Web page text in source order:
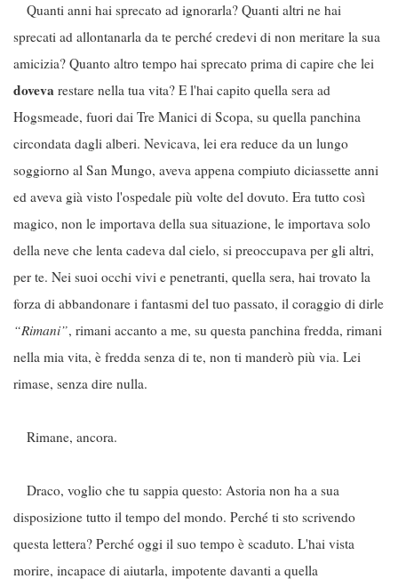
Quanti anni hai sprecato ad ignorarla? Quanti altri ne hai
sprecati ad allontanarla da te perché credevi di non meritare la sua
amicizia? Quanto altro tempo hai sprecato prima di capire che lei
doveva restare nella tua vita? E l'hai capito quella sera ad
Hogsmeade, fuori dai Tre Manici di Scopa, su quella panchina
circondata dagli alberi. Nevicava, lei era reduce da un lungo
soggiorno al San Mungo, aveva appena compiuto diciassette anni
ed aveva già visto l'ospedale più volte del dovuto. Era tutto così
magico, non le importava della sua situazione, le importava solo
della neve che lenta cadeva dal cielo, si preoccupava per gli altri,
per te. Nei suoi occhi vivi e penetranti, quella sera, hai trovato la
forza di abbandonare i fantasmi del tuo passato, il coraggio di dirle
“Rimani”, rimani accanto a me, su questa panchina fredda, rimani
nella mia vita, è fredda senza di te, non ti manderò più via. Lei
rimase, senza dire nulla.
Rimane, ancora.
Draco, voglio che tu sappia questo: Astoria non ha a sua
disposizione tutto il tempo del mondo. Perché ti sto scrivendo
questa lettera? Perché oggi il suo tempo è scaduto. L'hai vista
morire, incapace di aiutarla, impotente davanti a quella